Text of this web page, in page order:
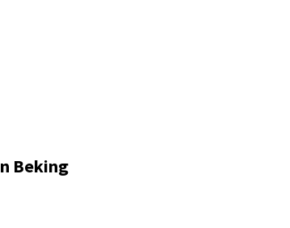
Beking